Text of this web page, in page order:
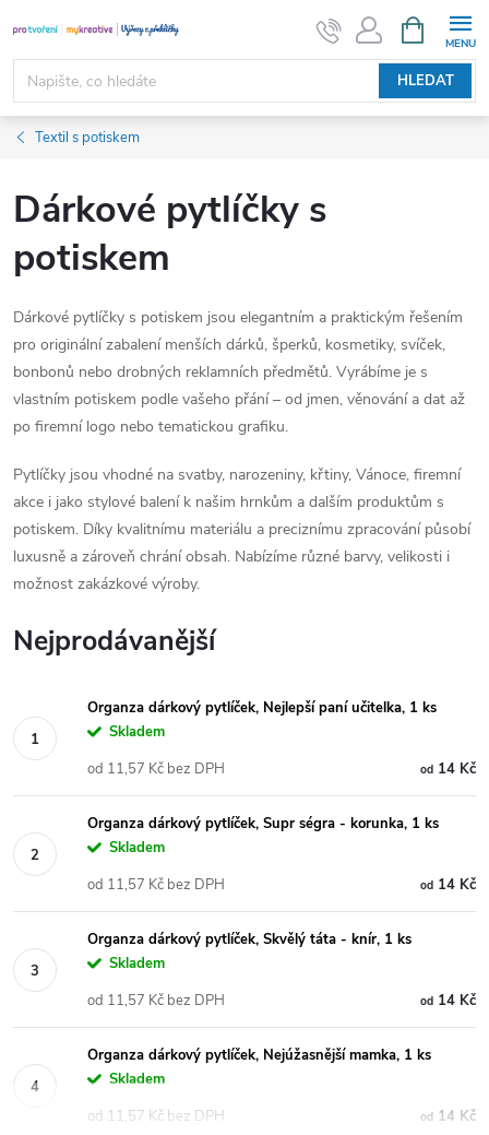
na
obsah
HLEDAT
NÁKUPNÍ
KOŠÍK
Textil s potiskem
Dárkové pytlíčky s
potiskem
Dárkové pytlíčky s potiskem jsou elegantním a praktickým řešením
pro originální zabalení menších dárků, šperků, kosmetiky, svíček,
bonbonů nebo drobných reklamních předmětů. Vyrábíme je s
vlastním potiskem podle vašeho přání – od jmen, věnování a dat až
po firemní logo nebo tematickou grafiku.
Pytlíčky jsou vhodné na svatby, narozeniny, křtiny, Vánoce, firemní
akce i jako stylové balení k našim hrnkům a dalším produktům s
potiskem. Díky kvalitnímu materiálu a preciznímu zpracování působí
luxusně a zároveň chrání obsah. Nabízíme různé barvy, velikosti i
možnost zakázkové výroby.
Nejprodávanější
Organza dárkový pytlíček, Nejlepší paní učitelka, 1 ks
Skladem
od14 Kč
od 11,57 Kč bez DPH
Organza dárkový pytlíček, Supr ségra - korunka, 1 ks
Skladem
od14 Kč
od 11,57 Kč bez DPH
Organza dárkový pytlíček, Skvělý táta - knír, 1 ks
Skladem
od14 Kč
od 11,57 Kč bez DPH
Organza dárkový pytlíček, Nejúžasnější mamka, 1 ks
Skladem
od14 Kč
od 11,57 Kč bez DPH